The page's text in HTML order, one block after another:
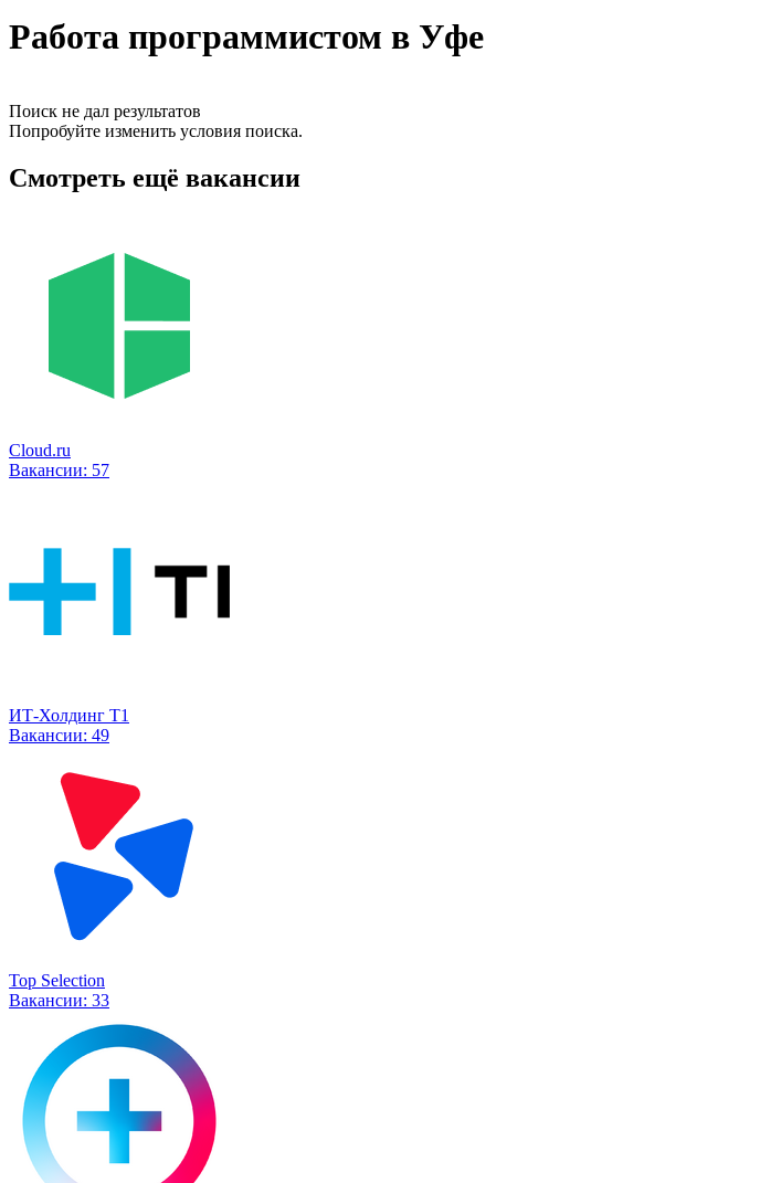
Работа программистом в Уфе
Поиск не дал результатов
Попробуйте изменить условия поиска.
Смотреть ещё вакансии
Cloud.ru
Вакансии: 57
ИТ-Холдинг Т1
Вакансии: 49
Top Selection
Вакансии: 33